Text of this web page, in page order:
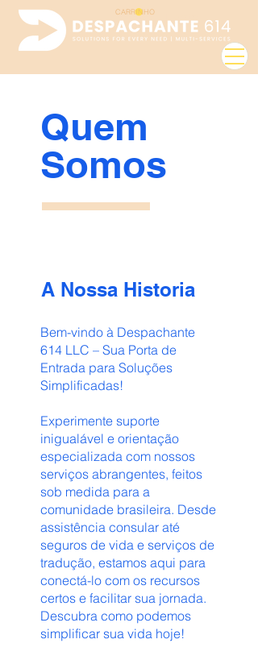
Login
CARRINHO
Quem
Somos
A Nossa Historia
Bem-vindo à Despachante
614 LLC – Sua Porta de
Entrada para Soluções
Simplificadas!
Experimente suporte
inigualável e orientação
especializada com nossos
serviços abrangentes, feitos
sob medida para a
comunidade brasileira. Desde
assistência consular até
seguros de vida e serviços de
tradução, estamos aqui para
conectá-lo com os recursos
certos e facilitar sua jornada.
Descubra como podemos
simplificar sua vida hoje!